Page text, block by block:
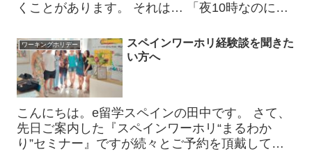
くことがあります。 それは… 「夜10時なのに、
インを訪れると、22時頃でも空は夕方のように明
るく、子ど...
ワーキングホリデー
スペインワーホリ経験談を聞きた
い方へ
こんにちは。e留学スペインの田中です。 さて、
先日ご案内した『スペインワーホリ“まるわか
り”セミナー』ですが続々とご予約を頂戴してお